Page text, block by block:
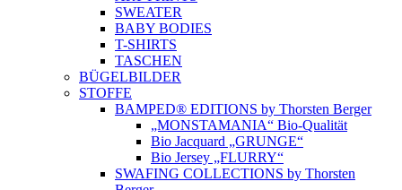
SWEATER
BABY BODIES
T-SHIRTS
TASCHEN
BÜGELBILDER
STOFFE
BAMPED® EDITIONS by Thorsten Berger
„MONSTAMANIA“ Bio-Qualität
Bio Jacquard „GRUNGE“
Bio Jersey „FLURRY“
SWAFING COLLECTIONS by Thorsten